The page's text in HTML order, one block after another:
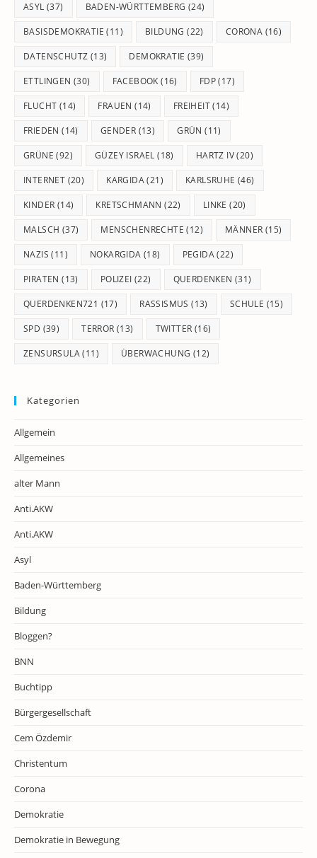
ASYL (37) BADEN-WÜRTTEMBERG (24)
BASISDEMOKRATIE (11) BILDUNG (22) CORONA (16)
DATENSCHUTZ (13) DEMOKRATIE (39)
ETTLINGEN (30) FACEBOOK (16) FDP(17)
FLUCHT (14) FRAUEN (14) FREIHEIT(14)
FRIEDEN (14) GENDER (13) GRÜN (11)
GRÜNE (92) GÜZEY ISRAEL (18) HARTZ IV(20)
INTERNET (20) KARGIDA(21) KARLSRUHE (46)
KINDER (14) KRETSCHMANN (22) LINKE (20)
MALSCH (37) MENSCHENRECHTE (12) MÄNNER (15)
NAZIS (11) NOKARGIDA (18) PEGIDA(22)
PIRATEN (13) POLIZEI (22) QUERDENKEN (31)
QUERDENKEN721 (17) RASSISMUS (13) SCHULE (15)
SPD (39) TERROR (13) TWITTER (16)
ZENSURSULA(11) ÜBERWACHUNG (12)
Kategorien
Allgemein
Allgemeines
alter Mann
Anti.AKW
Anti.AKW
Asyl
Baden-Württemberg
Bildung
Bloggen?
BNN
Buchtipp
Bürgergesellschaft
Cem Özdemir
Christentum
Corona
Demokratie
Demokratie in Bewegung